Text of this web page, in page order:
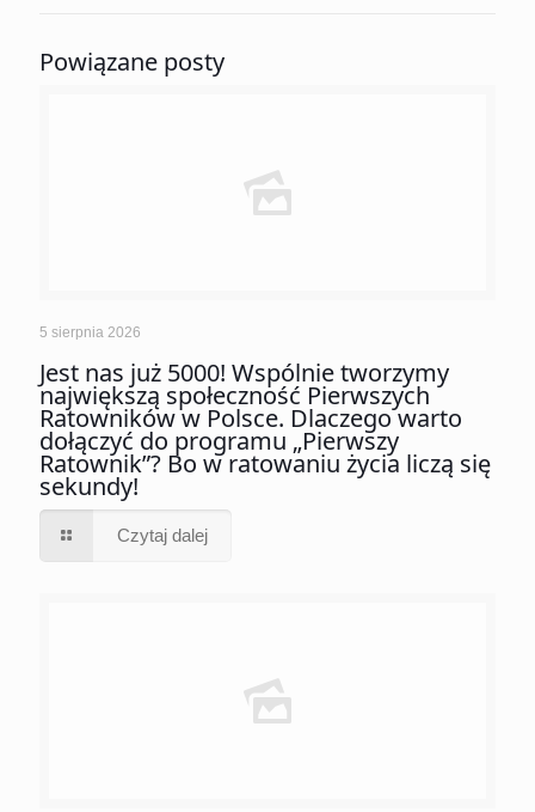
Powiązane posty
5 sierpnia 2026
Jest nas już 5000! Wspólnie tworzymy
największą społeczność Pierwszych
Ratowników w Polsce. Dlaczego warto
dołączyć do programu „Pierwszy
Ratownik”? Bo w ratowaniu życia liczą się
sekundy!
Czytaj dalej